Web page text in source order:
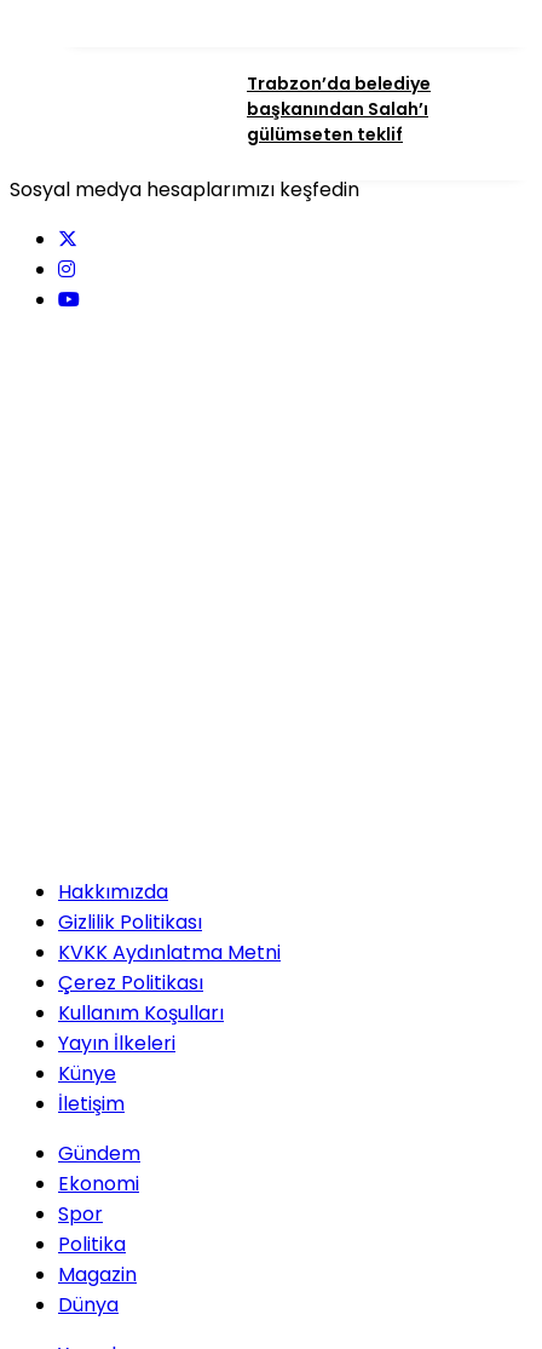
Trabzon’da belediye
başkanından Salah’ı
gülümseten teklif
Sosyal medya hesaplarımızı keşfedin
Hakkımızda
Gizlilik Politikası
KVKK Aydınlatma Metni
Çerez Politikası
Kullanım Koşulları
Yayın İlkeleri
Künye
İletişim
Gündem
Ekonomi
Spor
Politika
Magazin
Dünya